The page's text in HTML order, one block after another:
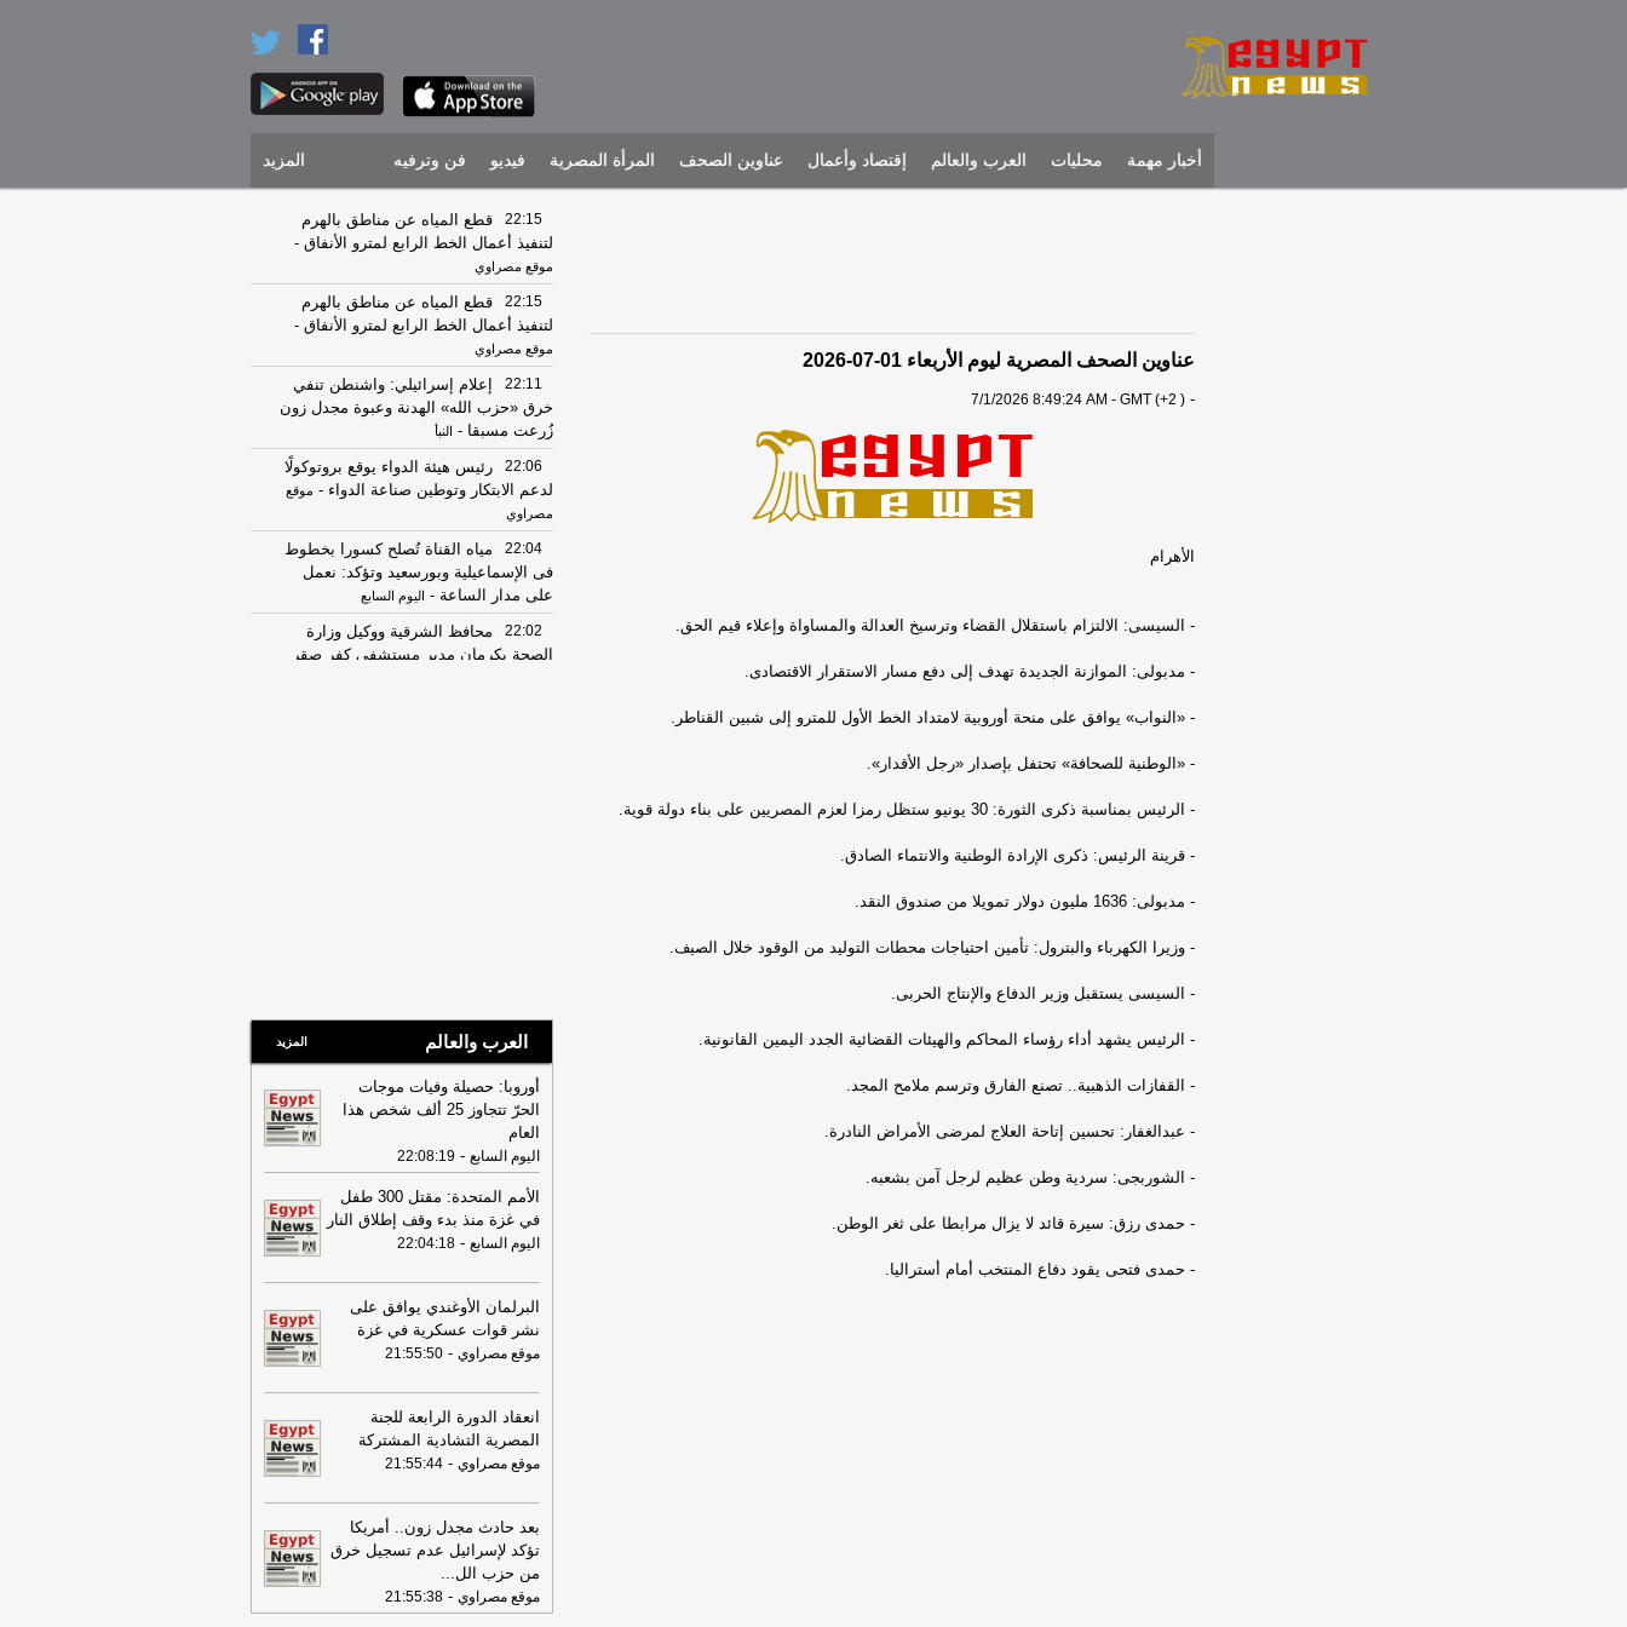
أخبار مهمة محليات العرب والعالم إقتصاد وأعمال عناوين الصحف المرأة المصرية فيديو فن وترفيه المزيد
عناوين الصحف المصرية ليوم الأربعاء 01-07-2026
-
7/1/2026 8:49:24 AM - GMT (+2 )
الأهرام
- السيسى: الالتزام باستقلال القضاء وترسيخ العدالة والمساواة وإعلاء قيم الحق.
- مدبولى: الموازنة الجديدة تهدف إلى دفع مسار الاستقرار الاقتصادى.
- «النواب» يوافق على منحة أوروبية لامتداد الخط الأول للمترو إلى شبين القناطر.
- «الوطنية للصحافة» تحتفل بإصدار «رجل الأقدار».
- الرئيس بمناسبة ذكرى الثورة: 30 يونيو ستظل رمزا لعزم المصريين على بناء دولة قوية.
- قرينة الرئيس: ذكرى الإرادة الوطنية والانتماء الصادق.
- مدبولى: 1636 مليون دولار تمويلا من صندوق النقد.
- وزيرا الكهرباء والبترول: تأمين احتياجات محطات التوليد من الوقود خلال الصيف.
- السيسى يستقبل وزير الدفاع والإنتاج الحربى.
- الرئيس يشهد أداء رؤساء المحاكم والهيئات القضائية الجدد اليمين القانونية.
- القفازات الذهبية.. تصنع الفارق وترسم ملامح المجد.
- عبدالغفار: تحسين إتاحة العلاج لمرضى الأمراض النادرة.
- الشوربجى: سردية وطن عظيم لرجل آمن بشعبه.
- حمدى رزق: سيرة قائد لا يزال مرابطا على ثغر الوطن.
- حمدى فتحى يقود دفاع المنتخب أمام أستراليا.
22:15
قطع المياه عن مناطق بالهرم
لتنفيذ أعمال الخط الرابع لمترو الأنفاق -
موقع مصراوي
22:15
قطع المياه عن مناطق بالهرم
لتنفيذ أعمال الخط الرابع لمترو الأنفاق -
موقع مصراوي
22:11
إعلام إسرائيلي: واشنطن تنفي
خرق «حزب الله» الهدنة وعبوة مجدل زون
زُرعت مسبقا - النبأ
22:06
رئيس هيئة الدواء يوقع بروتوكولًا
لدعم الابتكار وتوطين صناعة الدواء - موقع
مصراوي
22:04
مياه القناة تُصلح كسورا بخطوط
فى الإسماعيلية وبورسعيد وتؤكد: نعمل
على مدار الساعة - اليوم السابع
22:02
محافظ الشرقية ووكيل وزارة
الصحة يكرمان مدير مستشفى كفر صقر
21:55
ضبط صانع محتوى لبثه إيحاءات
خادشة للحياء لزيادة المشاهدات.. فيديو-
اليوم السابع
21:54
محمود حمدان : العوضي وداوود
بين عالمين مختلفين-صوت البلد
21:54
نمبر وان- صوت البلد
21:48
رامي محارب: "ماجنايت" تسجل
21:46
"الاستعلامات" ترد على "ذا صن"
و"ميرور" بشأن واقعة مستشفى شرم
21:46
معبر رفح يستقبل دفعة جديدة من
الجرحى الفلسطينيين للعلاج بمصر
موقع
الشمالي يستمر حتى نهاية أغسطس
مصراوي
21:43
إيران: دوى انفجارين فى جزيرة
قشم ناجم عن التصدى لأهداف معادية عند
مضيق هرمز-
العرب والعالم المزيد
أوروبا: حصيلة وفيات موجات
الحرّ تتجاوز 25 ألف شخص هذا
العام
اليوم السابع -
22:08:19
الأمم المتحدة: مقتل 300 طفل
في غزة منذ بدء وقف إطلاق النار
اليوم السابع -
22:04:18
البرلمان الأوغندي يوافق على
نشر قوات عسكرية في غزة
موقع مصراوي -
21:55:50
انعقاد الدورة الرابعة للجنة
المصرية التشادية المشتركة
موقع مصراوي -
21:55:44
بعد حادث مجدل زون.. أمريكا
تؤكد لإسرائيل عدم تسجيل خرق
من حزب الل...
موقع مصراوي -
21:55:38